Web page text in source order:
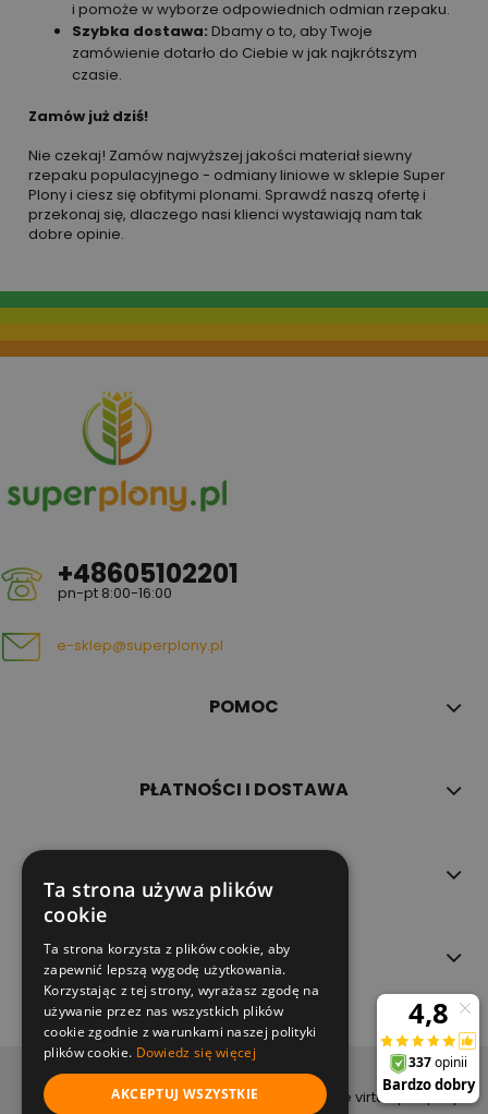
i pomoże w wyborze odpowiednich odmian rzepaku.
Szybka dostawa: Dbamy o to, aby Twoje
zamówienie dotarło do Ciebie w jak najkrótszym
czasie.
Zamów już dziś!
Nie czekaj! Zamów najwyższej jakości materiał siewny
rzepaku populacyjnego - odmiany liniowe w sklepie Super
Plony i ciesz się obfitymi plonami. Sprawdź naszą ofertę i
przekonaj się, dlaczego nasi klienci wystawiają nam tak
dobre opinie.
+48605102201
pn-pt 8:00-16:00
e-sklep@superplony.pl
POMOC
PŁATNOŚCI I DOSTAWA
O NAS
copyright (c) 2022
projekt i wykonanie virtualpeople.pl
Ta strona używa plików
cookie
Ta strona korzysta z plików cookie, aby
zapewnić lepszą wygodę użytkowania.
Korzystając z tej strony, wyrażasz zgodę na
używanie przez nas wszystkich plików
cookie zgodnie z warunkami naszej polityki
plików cookie. Dowiedz się więcej
AKCEPTUJ WSZYSTKIE